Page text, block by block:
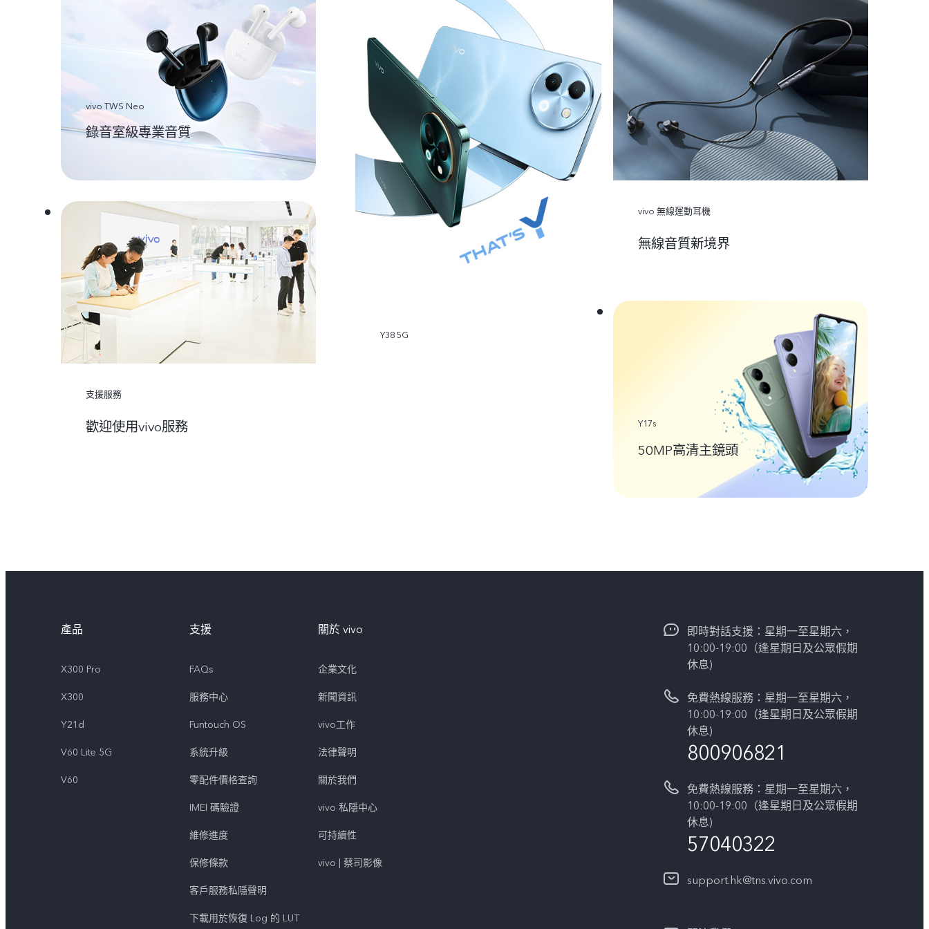
vivo TWS Neo
錄音室級專業音質
Y38 5G
vivo 無線運動耳機
無線音質新境界
支援服務
歡迎使用vivo服務 Y17s
50MP高清主鏡頭
產品
X300 Pro
X300
Y21d
V60 Lite 5G
V60
支援
FAQs
服務中心
Funtouch OS
系統升級
零配件價格查詢
IMEI 碼驗證
維修進度
保修條款
客戶服務私隱聲明
下載用於恢復 Log 的 LUT
關於 vivo
企業文化
新聞資訊
vivo工作
法律聲明
關於我們
vivo 私隱中心
可持續性
vivo | 蔡司影像
即時對話支援：星期一至星期六，
10:00-19:00（逢星期日及公眾假期
休息)
免費熱線服務：星期一至星期六，
10:00-19:00（逢星期日及公眾假期
休息)
800906821
免費熱線服務：星期一至星期六，
10:00-19:00（逢星期日及公眾假期
休息)
57040322
support.hk@tns.vivo.com